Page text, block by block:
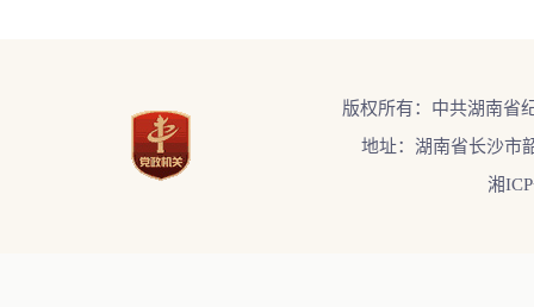
版权所有：中共湖南省
地址：湖南省长沙市
湘